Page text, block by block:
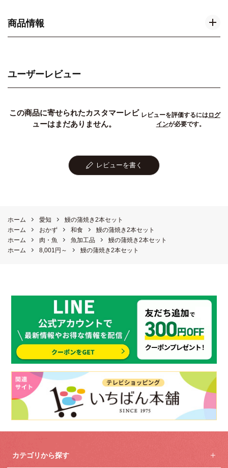
商品情報
ユーザーレビュー
この商品に寄せられたカスタマーレビ
ューはまだありません。
レビューを評価するにはログ
インが必要です。
レビューを書く
ホーム 愛知
鰻の蒲焼き2本セット
ホーム
おかず 和食
鰻の蒲焼き2本セット
ホーム
肉・魚 魚加工品
鰻の蒲焼き2本セット
ホーム
8,001円～ 鰻の蒲焼き2本セット
カテゴリから探す